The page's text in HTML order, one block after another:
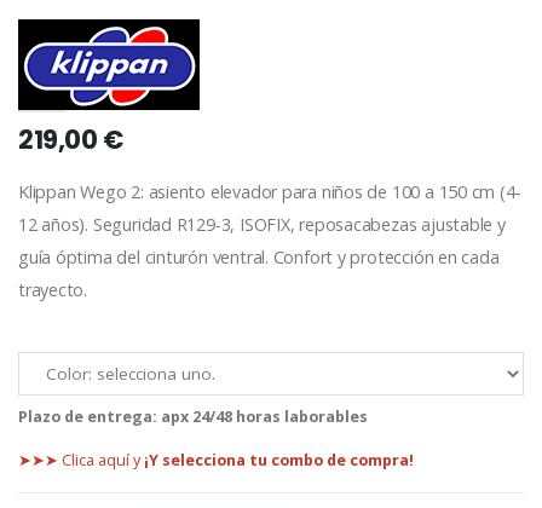
219,00 €
Klippan Wego 2: asiento elevador para niños de 100 a 150 cm (4-
12 años). Seguridad R129-3, ISOFIX, reposacabezas ajustable y
guía óptima del cinturón ventral. Confort y protección en cada
trayecto.
Plazo de entrega: apx 24/48 horas laborables
➤➤➤ Clica aquí y¡Y selecciona tu combo de compra!